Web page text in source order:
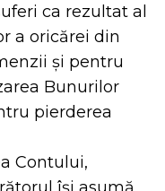
ca rezultat al
a oricărei din
și pentru
Bunurilor
pierderea
Contului,